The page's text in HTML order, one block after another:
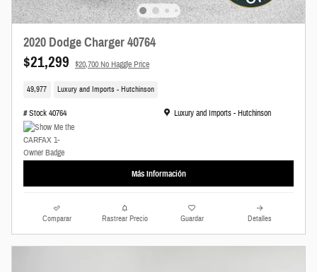
2020 Dodge Charger 40764
$21,299 $20,700 No Haggle Price
49,977 Luxury and Imports - Hutchinson
# Stock 40764 Ubicación: Luxury and Imports - Hutchinson
Luxury and Imports - Hutchinson
Más Información
Comparar Rastrear Precio Guardar Detalles